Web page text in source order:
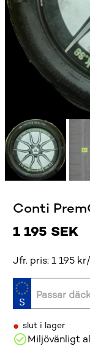
Conti
1 195 SEK
Jfr. pris: 1 195
• slut i lager
Miljövänligt